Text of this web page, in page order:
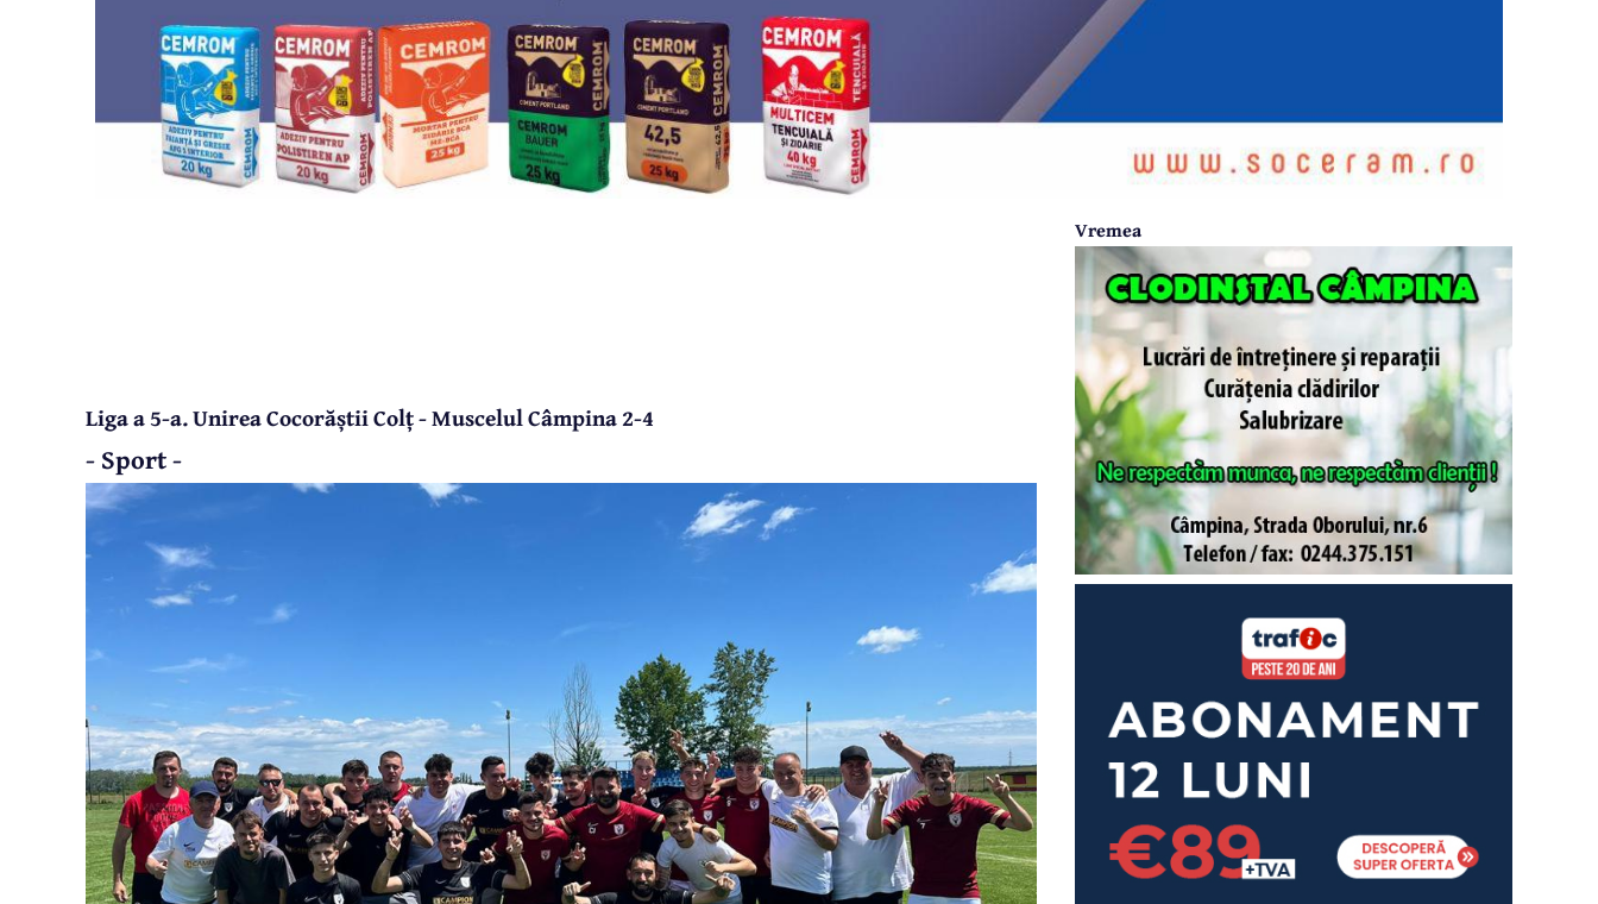
Liga a 5-a. Unirea Cocorăștii Colț - Muscelul Câmpina 2-4
- Sport -
Vremea